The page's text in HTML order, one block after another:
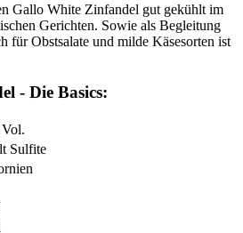
Gallo White Zinfandel gut gekühlt im
Gerichten. Sowie als Begleitung
für Obstsalate und milde Käsesorten ist
- Die Basics:
Sulfite